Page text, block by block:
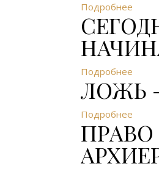
Подробнее
Подробнее
ЛОЖЬ
Подробнее